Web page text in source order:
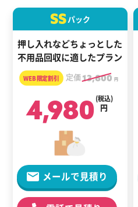
SSパック
押し入れなどちょっとした
不用品回収に適したプラン
定価13,800 円
4,980 円
(税込)
メールで見積り